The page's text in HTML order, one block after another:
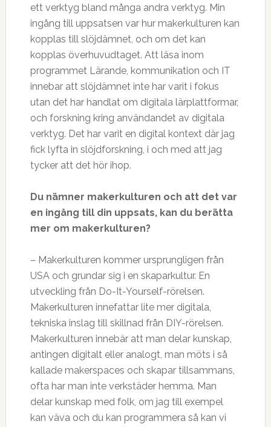
ett verktyg bland många andra verktyg. Min
ingång till uppsatsen var hur makerkulturen kan
kopplas till slöjdämnet, och om det kan
kopplas överhuvudtaget. Att läsa inom
programmet Lärande, kommunikation och IT
innebar att slöjdämnet inte har varit i fokus
utan det har handlat om digitala lärplattformar,
och forskning kring användandet av digitala
verktyg. Det har varit en digital kontext där jag
fick lyfta in slöjdforskning, i och med att jag
tycker att det hör ihop.
Du nämner makerkulturen och att det var
en ingång till din uppsats, kan du berätta
mer om makerkulturen?
– Makerkulturen kommer ursprungligen från
USA och grundar sig i en skaparkultur. En
utveckling från Do-It-Yourself-rörelsen.
Makerkulturen innefattar lite mer digitala,
tekniska inslag till skillnad från DIY-rörelsen.
Makerkulturen innebär att man delar kunskap,
antingen digitalt eller analogt, man möts i så
kallade makerspaces och skapar tillsammans,
ofta har man inte verkstäder hemma. Man
delar kunskap med folk, om jag till exempel
kan väva och du kan programmera så kan vi